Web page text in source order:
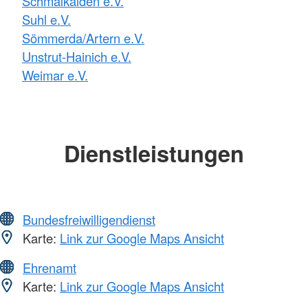
Suhl e.V.
Sömmerda/Artern e.V.
Unstrut-Hainich e.V.
Weimar e.V.
Dienstleistungen
Bundesfreiwilligendienst
Karte: Link zur Google Maps Ansicht
Ehrenamt
Karte: Link zur Google Maps Ansicht